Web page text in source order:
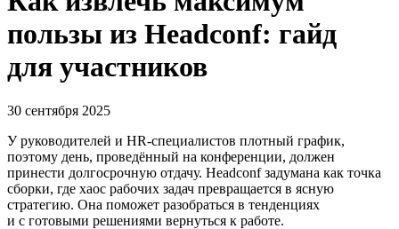
пользы из Headсonf: гайд
для участников
30 сентября 2025
У руководителей и HR-специалистов плотный график,
поэтому день, проведённый на конференции, должен
принести долгосрочную отдачу. Headсonf задумана как точка
сборки, где хаос рабочих задач превращается в ясную
стратегию. Она поможет разобраться в тенденциях
и с готовыми решениями вернуться к работе.